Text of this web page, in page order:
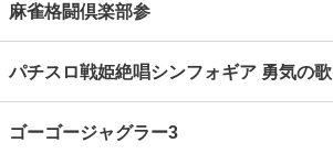
麻雀格闘倶楽部参
パチスロ戦姫絶唱シンフォギア 勇気の歌
ゴーゴージャグラー3